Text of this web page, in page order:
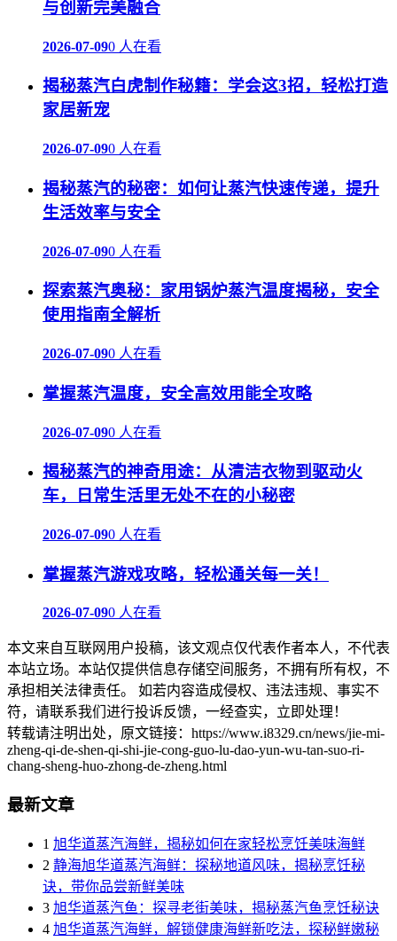
与创新完美融合
2026-07-090 人在看
揭秘蒸汽白虎制作秘籍：学会这3招，轻松打造
家居新宠
2026-07-090 人在看
揭秘蒸汽的秘密：如何让蒸汽快速传递，提升
生活效率与安全
2026-07-090 人在看
探索蒸汽奥秘：家用锅炉蒸汽温度揭秘，安全
使用指南全解析
2026-07-090 人在看
掌握蒸汽温度，安全高效用能全攻略
2026-07-090 人在看
揭秘蒸汽的神奇用途：从清洁衣物到驱动火
车，日常生活里无处不在的小秘密
2026-07-090 人在看
掌握蒸汽游戏攻略，轻松通关每一关！
2026-07-090 人在看
本文来自互联网用户投稿，该文观点仅代表作者本人，不代表
本站立场。本站仅提供信息存储空间服务，不拥有所有权，不
承担相关法律责任。 如若内容造成侵权、违法违规、事实不
符，请联系我们进行投诉反馈，一经查实，立即处理！
转载请注明出处，原文链接：https://www.i8329.cn/news/jie-mi-
zheng-qi-de-shen-qi-shi-jie-cong-guo-lu-dao-yun-wu-tan-suo-ri-
chang-sheng-huo-zhong-de-zheng.html
最新文章
1 旭华道蒸汽海鲜，揭秘如何在家轻松烹饪美味海鲜
2 静海旭华道蒸汽海鲜：探秘地道风味，揭秘烹饪秘
诀，带你品尝新鲜美味
3 旭华道蒸汽鱼：探寻老街美味，揭秘蒸汽鱼烹饪秘诀
4 旭华道蒸汽海鲜，解锁健康海鲜新吃法，探秘鲜嫩秘